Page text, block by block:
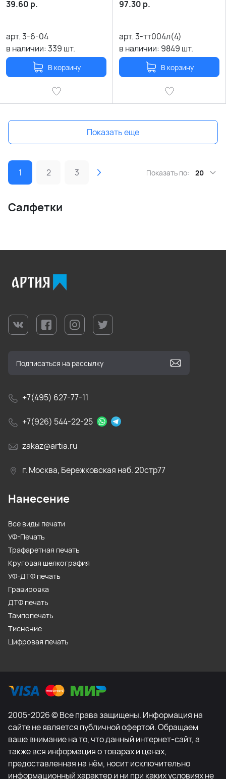
39.60 р.
арт.3-6-04
в наличии:339 шт.
В корзину
97.30 р.
арт.3-тт004л(4)
в наличии: 9849 шт.
В корзину
Показать еще
1 2 3 Показать по: 20
Салфетки
+7(495) 627-77-11
+7(926) 544-22-25
zakaz@artia.ru
г. Москва, Бережковская наб. 20стр77
Нанесение
Все виды печати
УФ-Печать
Трафаретная печать
Круговая шелкография
УФ-ДТФ печать
Гравировка
ДТФ печать
Тампопечать
Тиснение
Цифровая печать
2005-2026 © Все права защищены. Информация на
сайте не является публичной офертой. Обращаем
ваше внимание на то, что данный интернет-сайт, а
также вся информация о товарах и ценах,
предоставленная на нём, носит исключительно
информационный характер и ни при каких условиях не